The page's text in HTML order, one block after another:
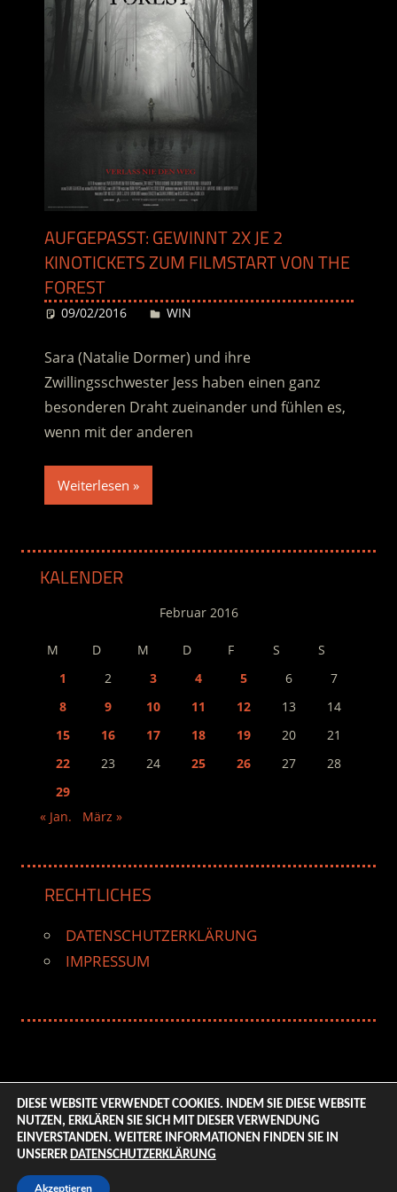
AUFGEPASST: GEWINNT 2X JE 2
KINOTICKETS ZUM FILMSTART VON THE
FOREST
09/02/2016 Desiree
WIN
Sara (Natalie Dormer) und ihre
Zwillingsschwester Jess haben einen ganz
besonderen Draht zueinander und fühlen es,
wenn mit der anderen
Weiterlesen
KALENDER
Februar 2016
M D M D F S
S
1
2 3 4 5 6
7
8
9 10 11 12 13
14
15
16 17 18 19 20
21
22
23 24 25 26 27
28
29
« Jan.
März »
RECHTLICHES
DATENSCHUTZERKLÄRUNG
IMPRESSUM
© 2026 ENTERTAINMENT BASE – Life & Style Magazine.
All Rights Reserved. | Based on
DIESE WEBSITE VERWENDET COOKIES. INDEM SIE DIESE WEBSITE
NUTZEN, ERKLÄREN SIE SICH MIT DIESER VERWENDUNG
EINVERSTANDEN. WEITERE INFORMATIONEN FINDEN SIE IN
UNSERER DATENSCHUTZERKLÄRUNG
Akzeptieren